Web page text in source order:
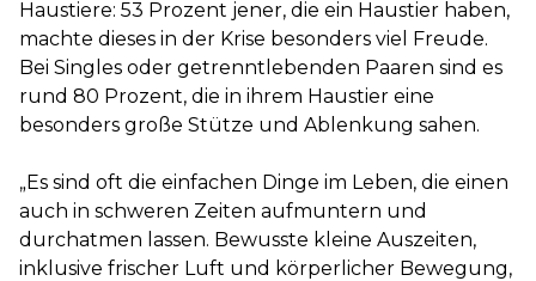
Haustiere: 53 Prozent jener, die ein Haustier haben,
machte dieses in der Krise besonders viel Freude.
Bei Singles oder getrenntlebenden Paaren sind es
rund 80 Prozent, die in ihrem Haustier eine
besonders große Stütze und Ablenkung sahen.
„Es sind oft die einfachen Dinge im Leben, die einen
auch in schweren Zeiten aufmuntern und
durchatmen lassen. Bewusste kleine Auszeiten,
inklusive frischer Luft und körperlicher Bewegung,